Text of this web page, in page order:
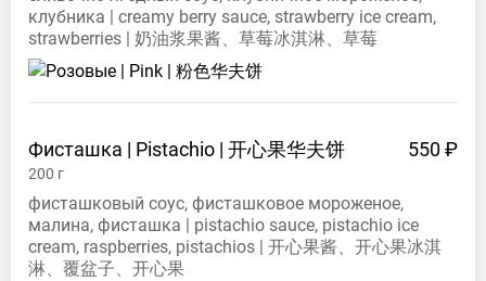
клубника | creamy berry sauce, strawberry ice cream,
strawberries | 奶油浆果酱、草莓冰淇淋、草莓
Фисташка | Pistachio | 开心果华夫饼 550 ₽
200 г
фисташковый соус, фисташковое мороженое,
малина, фисташка | pistachio sauce, pistachio ice
cream, raspberries, pistachios | 开心果酱、开心果冰淇
淋、覆盆子、开心果